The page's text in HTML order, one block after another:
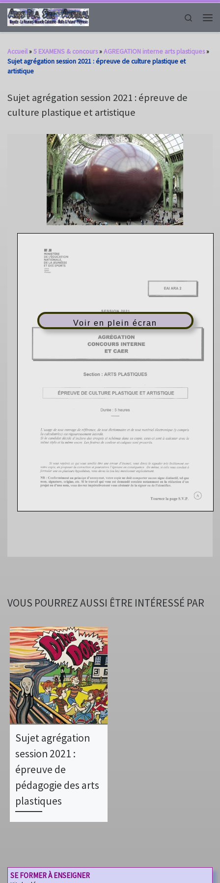
Passer au contenu
Search
Accueil»5 EXAMENS & concours»AGREGATION interne arts plastiques»
Sujet agrégation session 2021 : épreuve de culture plastique et
artistique
Sujet agrégation session 2021 : épreuve de
culture plastique et artistique
Voir en plein écran
VOUS POURREZ AUSSI ÊTRE INTÉRESSÉ PAR
Sujet agrégation
session 2021 :
épreuve de
pédagogie des arts
plastiques
SE FORMER À ENSEIGNER